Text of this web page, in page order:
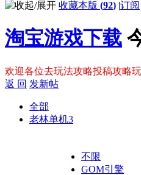
收藏本版 (92) |订阅
淘宝游戏下载
欢迎各位去玩法攻略投稿攻略
返 回 发新帖
全部
老林单机3
不限
GOM引擎